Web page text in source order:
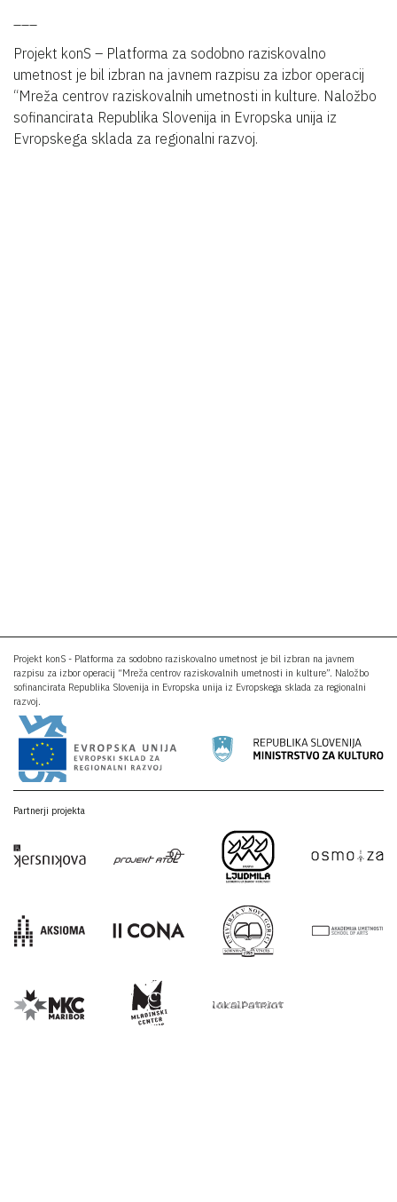
Projekt konS – Platforma za sodobno raziskovalno
umetnost je bil izbran na javnem razpisu za izbor operacij
“Mreža centrov raziskovalnih umetnosti in kulture. Naložbo
sofinancirata Republika Slovenija in Evropska unija iz
Evropskega sklada za regionalni razvoj.
Projekt konS - Platforma za sodobno raziskovalno umetnost je bil izbran na javnem
razpisu za izbor operacij “Mreža centrov raziskovalnih umetnosti in kulture”. Naložbo
sofinancirata Republika Slovenija in Evropska unija iz Evropskega sklada za regionalni
razvoj.
Partnerji projekta